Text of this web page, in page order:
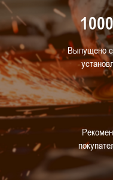
С нажимной ручкой
Для спортивных и тренажерных
Для муниципальных зданий
Выпущено с